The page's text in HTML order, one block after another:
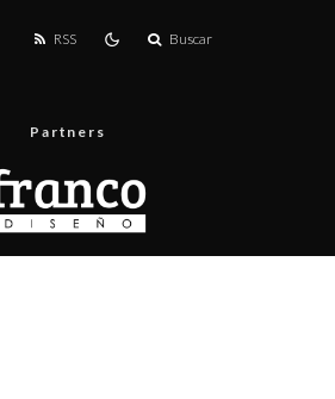
RSS Buscar
Partners